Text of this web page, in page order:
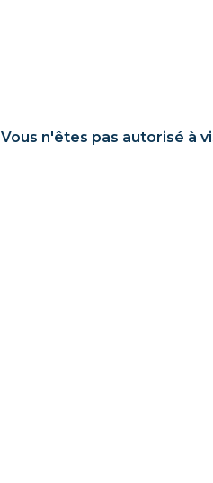
Vous n'êtes pas autorisé à